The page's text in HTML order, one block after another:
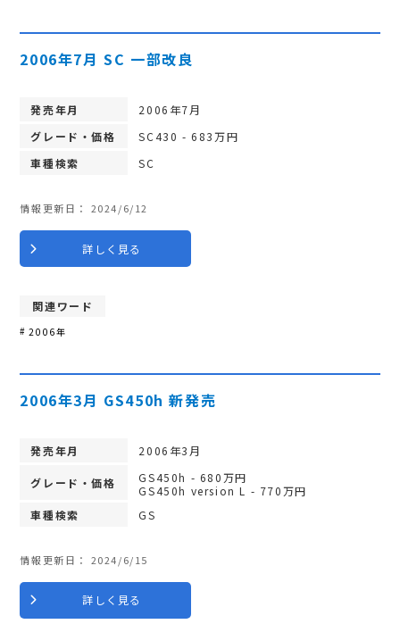
2006年7月 SC 一部改良
発売年月
2006年7月
グレード・価格
SC430 - 683万円
車種検索
SC
情報更新日： 2024/6/12
詳しく見る
関連ワード
2006年
2006年3月 GS450h 新発売
発売年月 2006年3月
グレード・価格
GS450h - 680万円
GS450h version L - 770万円
車種検索
GS
情報更新日： 2024/6/15
詳しく見る